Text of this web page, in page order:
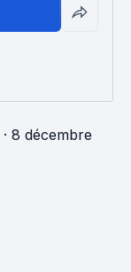
· 8 décembre